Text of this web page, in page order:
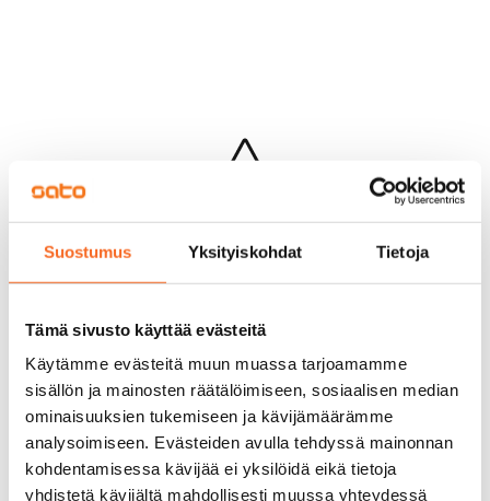
Suostumus Yksityiskohdat Tietoja
Tämä sivusto käyttää evästeitä
Käytämme evästeitä muun muassa tarjoamamme
sisällön ja mainosten räätälöimiseen, sosiaalisen median
ominaisuuksien tukemiseen ja kävijämäärämme
analysoimiseen. Evästeiden avulla tehdyssä mainonnan
kohdentamisessa kävijää ei yksilöidä eikä tietoja
yhdistetä kävijältä mahdollisesti muussa yhteydessä
Hups...
Jotakin meni pieleen sivun lataamisessa